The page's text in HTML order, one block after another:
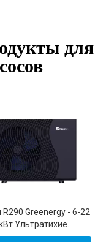
для
R290 Greenergy - 6-22
Ультратихие
воздушные